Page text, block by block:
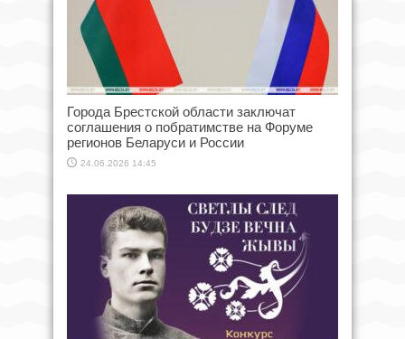
Города Брестской области заключат
соглашения о побратимстве на Форуме
регионов Беларуси и России
24.06.2026 14:45